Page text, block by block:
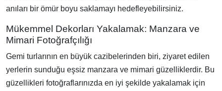
anıları bir ömür boyu saklamayı hedefleyebilirsiniz.
Mükemmel Dekorları Yakalamak: Manzara ve
Mimari Fotoğrafçılığı
Gemi turlarının en büyük cazibelerinden biri, ziyaret edilen
yerlerin sunduğu eşsiz manzara ve mimari güzelliklerdir. Bu
güzellikleri fotoğraflarınızda en iyi şekilde yakalamak için